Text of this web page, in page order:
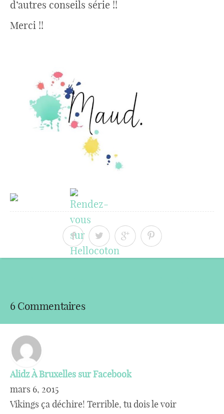
d’autres conseils série !!
Merci !!
6 Commentaires
Alidz À Bruxelles sur Facebook
mars 6, 2015
Vikings ça déchire! Terrible, tu dois le voir